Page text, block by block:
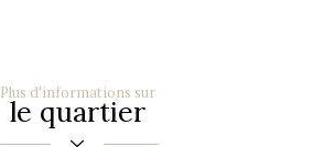
Plus d'informations sur
le quartier